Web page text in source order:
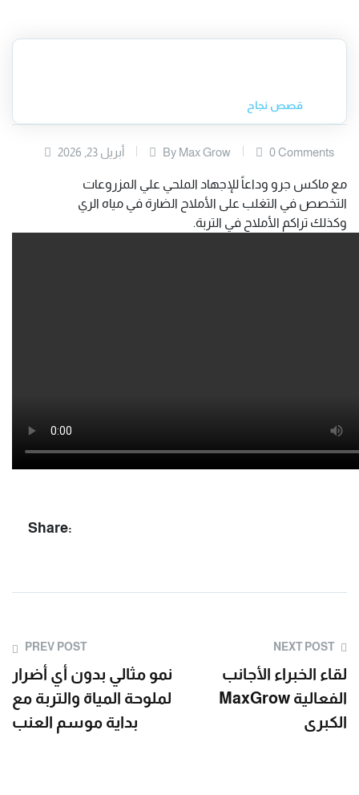
قصص نجاح
أبريل 23, 2026 By Max Grow 0 Comments
مع ماكس جرو وداعاً للإجهاد الملحي علي المزروعات
التخصص في التغلب على الأملاح الضارة في مياه الري
وكذلك تراكم الأملاح في التربة.
Share:
PREV POST
نمو مثالي بدون أي أضرار
لملوحة المياة والتربة مع
بداية موسم العنب
NEXT POST
لقاء الخبراء الأجانب
MaxGrow الفعالية
الكبرى